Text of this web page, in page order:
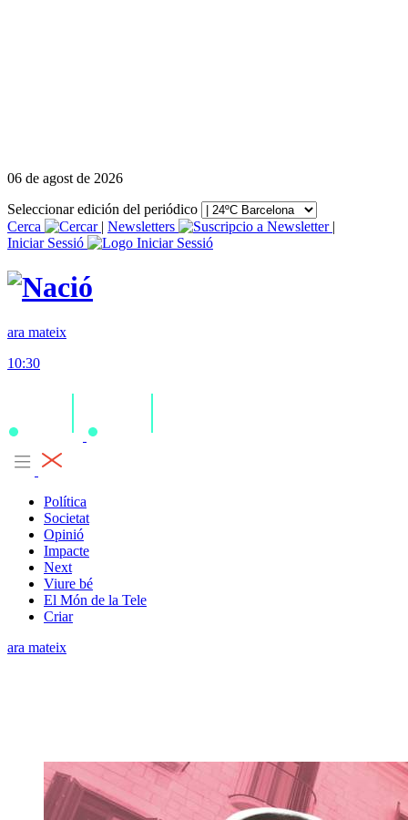
06 de agost de 2026
Seleccionar edición del periódico
Cerca
| Newsletters
|
Iniciar Sessió
ara mateix
10:30
Política
Societat
Opinió
Impacte
Next
Viure bé
El Món de la Tele
Criar
ara mateix